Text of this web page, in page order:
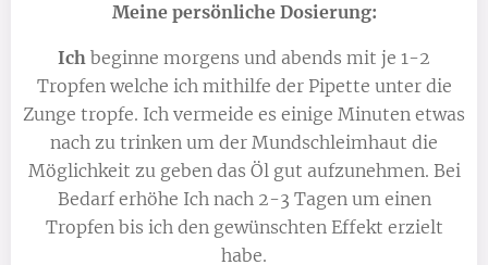
Meine persönliche Dosierung:
Ich beginne morgens und abends mit je 1-2
Tropfen welche ich mithilfe der Pipette unter die
Zunge tropfe. Ich vermeide es einige Minuten etwas
nach zu trinken um der Mundschleimhaut die
Möglichkeit zu geben das Öl gut aufzunehmen. Bei
Bedarf erhöhe Ich nach 2-3 Tagen um einen
Tropfen bis ich den gewünschten Effekt erzielt
habe.